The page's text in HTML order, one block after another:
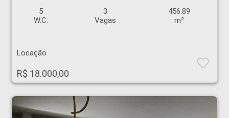
5
W.C.
3
Vagas
456.89
m²
Locação
R$ 18.000,00